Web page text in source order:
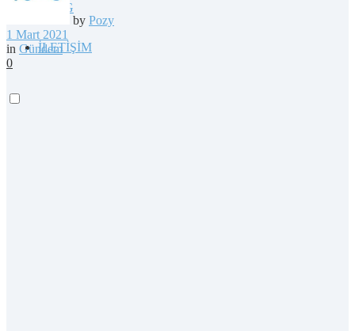
BLOG
İLETİŞİM
by Pozy
1 Mart 2021
in Gündem
0